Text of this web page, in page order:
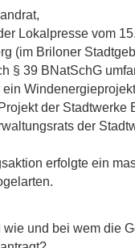
Lokalpresse vom
(im Briloner
§ 39 BNatSchG
der Stadtwerke
der
erfolgte ein
wie und bei wem die